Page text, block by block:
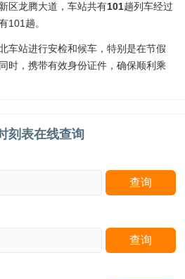
区龙腾大道，车站共有101趟列车经过
101趟。
车站进行安检和候车，特别是在节假
时，携带有效身份证件，确保顺利乘
刻表在线查询